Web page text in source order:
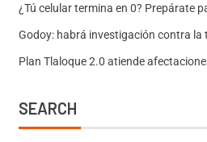
¿Tú celular termina en 0? Prepárate
Godoy: habrá investigación contra la
Plan Tlaloque 2.0 atiende
SEARCH